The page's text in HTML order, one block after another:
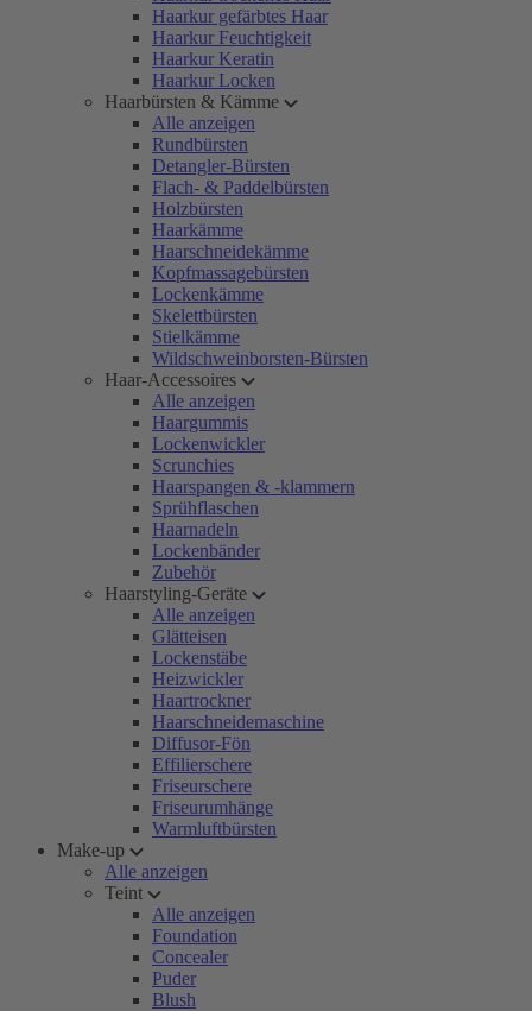
Haarkur gefärbtes Haar
Haarkur Feuchtigkeit
Haarkur Keratin
Haarkur Locken
Haarbürsten & Kämme
Alle anzeigen
Rundbürsten
Detangler-Bürsten
Flach- & Paddelbürsten
Holzbürsten
Haarkämme
Haarschneidekämme
Kopfmassagebürsten
Lockenkämme
Skelettbürsten
Stielkämme
Wildschweinborsten-Bürsten
Haar-Accessoires
Alle anzeigen
Haargummis
Lockenwickler
Scrunchies
Haarspangen & -klammern
Sprühflaschen
Haarnadeln
Lockenbänder
Zubehör
Haarstyling-Geräte
Alle anzeigen
Glätteisen
Lockenstäbe
Heizwickler
Haartrockner
Haarschneidemaschine
Diffusor-Fön
Effilierschere
Friseurschere
Friseurumhänge
Warmluftbürsten
Make-up
Alle anzeigen
Teint
Alle anzeigen
Foundation
Concealer
Puder
Blush